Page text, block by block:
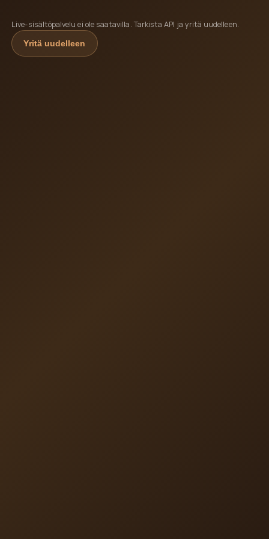
Live-sisältöpalvelu ei ole saatavilla. Tarkista API ja yritä uudelleen.
Yritä uudelleen